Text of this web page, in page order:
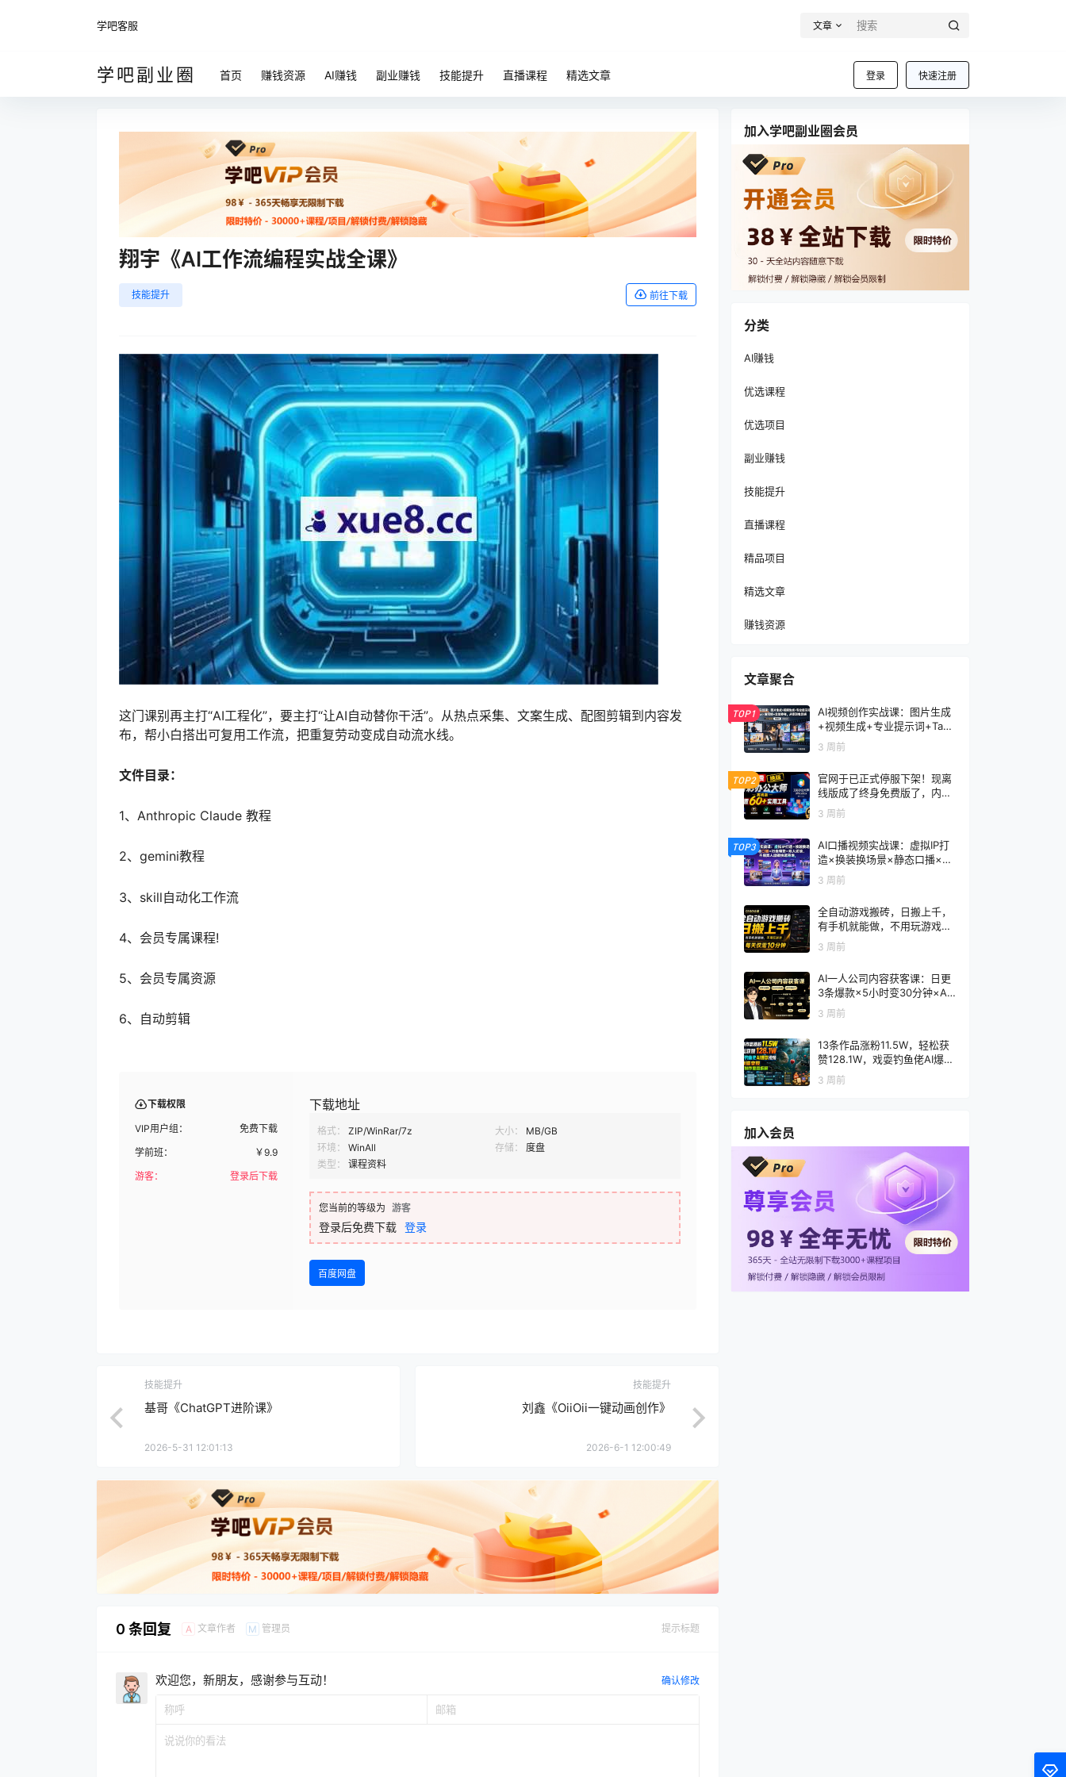
学吧客服 文章
学吧副业圈 登录 快速注册
首页 赚钱资源 AI赚钱 副业赚钱 技能提升 直播课程 精选文章
翔宇《AI工作流编程实战全课》
技能提升 前往下载
这门课别再主打“AI工程化”，要主打“让AI自动替你干活”。从热点采集、文案生成、配图剪辑到内容发
布，帮小白搭出可复用工作流，把重复劳动变成自动流水线。
文件目录：
1、Anthropic Claude 教程
2、gemini教程
3、skill自动化工作流
4、会员专属课程!
5、会员专属资源
6、自动剪辑
下载权限
VIP用户组：
免费下载
学前班：
￥9.9
游客：
登录后下载
下载地址
格式： ZIP/WinRar/7z 大小：
MB/GB
环境：
WinAll 存储：
度盘
类型：
课程资料
您当前的等级为 游客
登录后免费下载 登录
百度网盘
技能提升
基哥《ChatGPT进阶课》
2026-5-31 12:01:13
技能提升
刘鑫《OiiOii一键动画创作》
2026-6-1 12:00:49
0 条回复 A 文章作者 M 管理员 提示标题
欢迎您，新朋友，感谢参与互动！ 确认修改
加入学吧副业圈会员
分类
AI赚钱
优选课程
优选项目
副业赚钱
技能提升
直播课程
精品项目
精选文章
赚钱资源
文章聚合
TOP1
AI视频创作实战课：图片生成
+视频生成+专业提示词+TapN
ow×首尾帧+全能参考，从零
到电影感成片
3 周前
TOP2
官网于已正式停服下架！现离
线版成了终身免费版了，内置
60+实用工具 万彩办公大师离
线版 OfficeBox
3 周前
TOP3
AI口播视频实战课：虚拟IP打
造×换装换场景×静态口播×行
走带货×双人访谈，不用真人
出镜快速落地
3 周前
全自动游戏搬砖，日搬上千，
有手机就能做，不用玩游戏，
每天仅需10分钟
3 周前
AI一人公司内容获客课：日更
3条爆款×5小时变30分钟×AI
员工自动打工，轻松实现多平
台获客
3 周前
13条作品涨粉11.5W，轻松获
赞128.1W，戏耍钓鱼佬AI爆款
视频，多渠道变现，全套制作
思路拆解
3 周前
加入会员